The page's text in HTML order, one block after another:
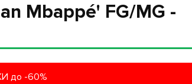
Mbappé' FG/MG -
до -60%